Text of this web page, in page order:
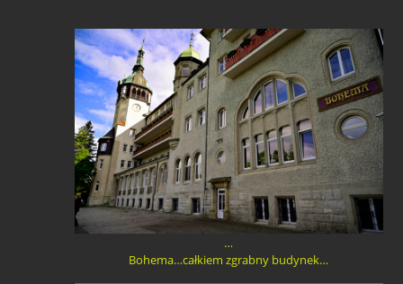
…
Bohema…całkiem zgrabny budynek…